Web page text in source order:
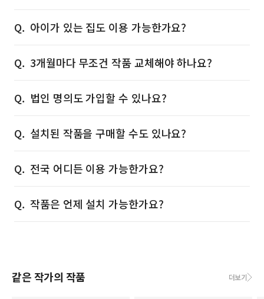
아이가 있는 집도 이용 가능한가요?
3개월마다 무조건 작품 교체해야 하나요?
법인 명의도 가입할 수 있나요?
설치된 작품을 구매할 수도 있나요?
전국 어디든 이용 가능한가요?
작품은 언제 설치 가능한가요?
같은 작가의 작품 더보기